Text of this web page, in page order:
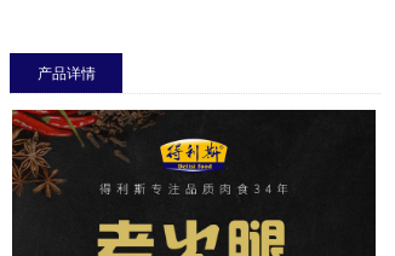
产品详情